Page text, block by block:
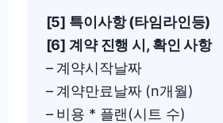
[5] 특이사항 (타임라인등)
[6] 계약 진행 시, 확인 사항
– 계약시작날짜
– 계약만료날짜 (n개월)
– 비용 * 플랜(시트 수)